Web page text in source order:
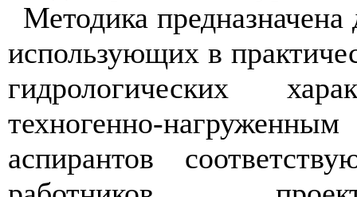
Методика
использующих в
гидрологических
техногенно-
аспирантов